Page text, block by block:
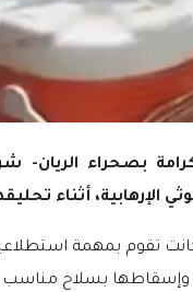
بصحراء الريان-
أثناء
كانت تقوم بمهمة
وإسقاطها بسلاح